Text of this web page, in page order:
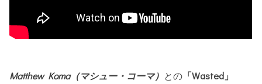
Matthew Koma（マシュー・コーマ） との 「Wasted」